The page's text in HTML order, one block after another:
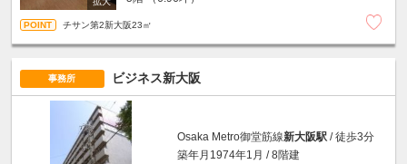
チサン第2新大阪23㎡
事務所 ビジネス新大阪
Osaka Metro御堂筋線新大阪駅 / 徒歩3分
築年月1974年1月 / 8階建